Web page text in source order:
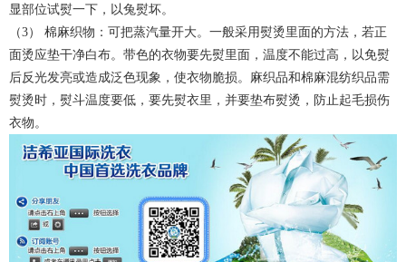
显部位试熨一下，以兔熨坏。
（3） 棉麻织物：可把蒸汽量开大。一般采用熨烫里面的方法，若正
面烫应垫干净白布。带色的衣物要先熨里面，温度不能过高，以免熨
后反光发亮或造成泛色现象，使衣物脆损。麻织品和棉麻混纺织品需
熨烫时，熨斗温度要低，要先熨衣里，并要垫布熨烫，防止起毛损伤
衣物。